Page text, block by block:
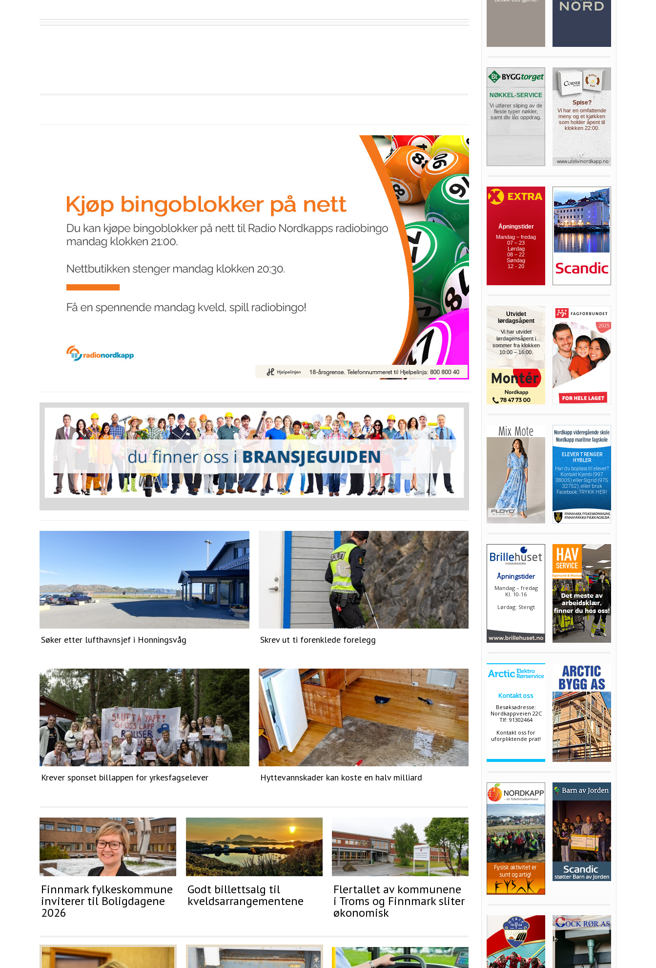
Søker etter lufthavnsjef i Honningsvåg Skrev ut ti forenklede forelegg
Krever sponset billappen for yrkesfagselever Hyttevannskader kan koste en halv milliard
Finnmark fylkeskommune
inviterer til Boligdagene
2026
Godt billettsalg til
kveldsarrangementene
Flertallet av kommunene
i Troms og Finnmark sliter
økonomisk